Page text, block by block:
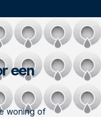
een
woning of